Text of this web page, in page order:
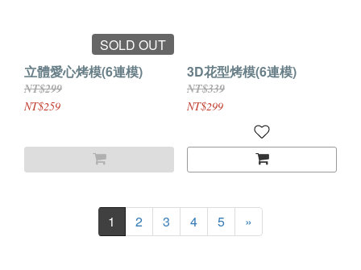
SOLD OUT
立體愛心烤模(6連模)
NT$299
NT$259
3D花型烤模(6連模)
NT$339
NT$299
1 2 3 4 5 »